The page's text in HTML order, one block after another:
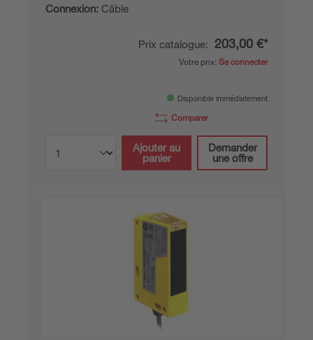
Connexion: Câble
Prix catalogue: 203,00 €*
Votre prix: Se connecter
Disponible immédiatement
Comparer
Ajouter au
panier
Demander
une offre